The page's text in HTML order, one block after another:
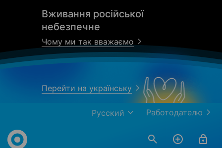
Вживання російської
небезпечне
Чому ми так вважаємо
Перейти на українську
Работодателю
Русский